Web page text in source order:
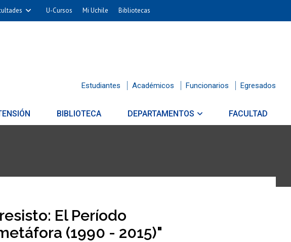
U-Cursos Mi Uchile Bibliotecas
Estudiantes Académicos Funcionarios Egresados
BIBLIOTECA DEPARTAMENTOS FACULTAD
El Período
(1990 - 2015)"